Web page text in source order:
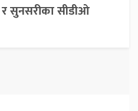
सुनसरीका सीडीओ